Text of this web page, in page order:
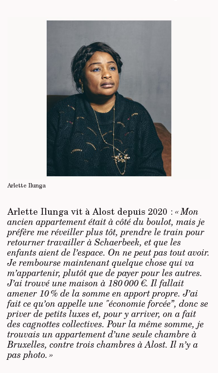
Arlette Ilunga
Arlette Ilunga vit à Alost depuis 2020 : « Mon
ancien appartement était à côté du boulot, mais je
préfère me réveiller plus tôt, prendre le train pour
retourner travailler à Schaerbeek, et que les
enfants aient de l’espace. On ne peut pas tout avoir.
Je rembourse maintenant quelque chose qui va
m’appartenir, plutôt que de payer pour les autres.
J’ai trouvé une maison à 180 000 €. Il fallait
amener 10 % de la somme en apport propre. J’ai
fait ce qu’on appelle une "économie forcée”, donc se
priver de petits luxes et, pour y arriver, on a fait
des cagnottes collectives. Pour la même somme, je
trouvais un appartement d’une seule chambre à
Bruxelles, contre trois chambres à Alost. Il n’y a
pas photo. »